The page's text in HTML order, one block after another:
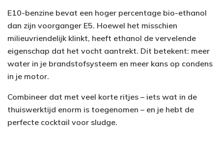
E10-benzine bevat een hoger percentage bio-ethanol
dan zijn voorganger E5. Hoewel het misschien
milieuvriendelijk klinkt, heeft ethanol de vervelende
eigenschap dat het vocht aantrekt. Dit betekent: meer
water in je brandstofsysteem en meer kans op condens
in je motor.
Combineer dat met veel korte ritjes – iets wat in de
thuiswerktijd enorm is toegenomen – en je hebt de
perfecte cocktail voor sludge.